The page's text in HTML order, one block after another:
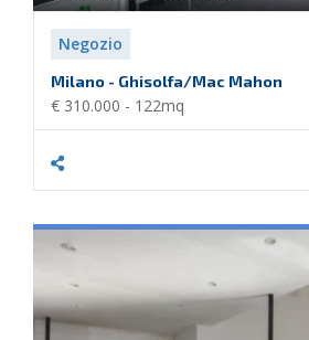
Negozio
Milano - Ghisolfa/Mac Mahon
€ 310.000 - 122mq